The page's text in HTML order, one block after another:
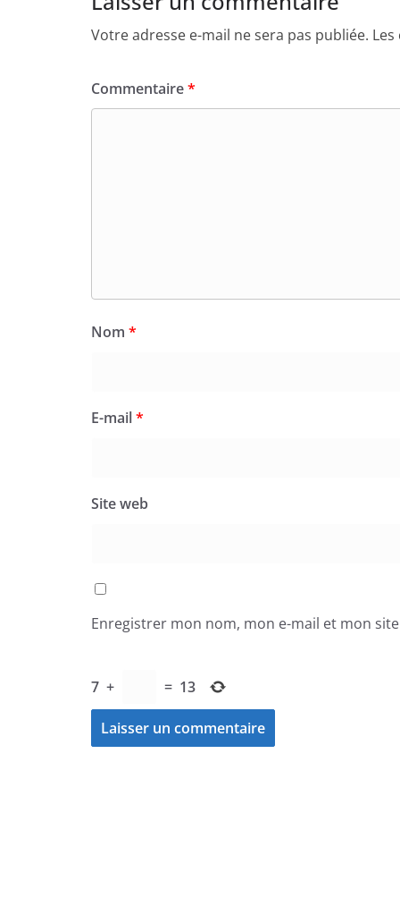
Votre adresse e-mail ne sera pas publiée.
Commentaire*
Nom *
E-mail*
Site web
Enregistrer mon nom, mon e-mail et mon
7 + = 13